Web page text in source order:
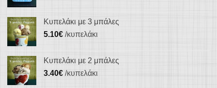
Κυπελάκι με 3 μπάλες
5.10€ /κυπελάκι
Κυπελάκι με 2 μπάλες
3.40€ /κυπελάκι